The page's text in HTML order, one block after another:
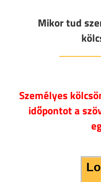
Mikor tud
Személyes
időpontot a